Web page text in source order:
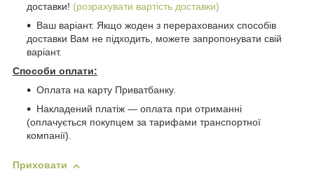
доставки! (розрахувати вартість доставки)
Ваш варіант. Якщо жоден з перерахованих способів
доставки Вам не підходить, можете запропонувати свій
варіант.
Способи оплати:
Оплата на карту Приватбанку.
Накладений платіж ― оплата при отриманні
(оплачується покупцем за тарифами транспортної
компанії).
Приховати